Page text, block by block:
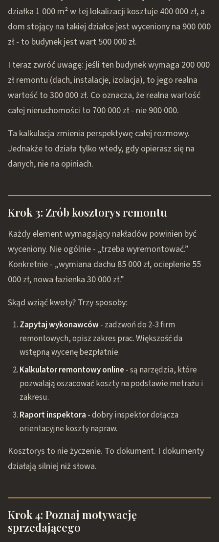
działka 1 000 m² w tej lokalizacji kosztuje 400 000 zł, a
dom stojący na takiej działce jest wyceniony na 900 000
zł - to budynek jest wart 500 000 zł.
I teraz zwróć uwagę: jeśli ten budynek wymaga 200 000
zł remontu (dach, instalacje, izolacja), to jego realna
wartość to 300 000 zł. Co oznacza, że realna wartość
całej nieruchomości to 700 000 zł - nie 900 000.
Ta kalkulacja zmienia perspektywę całej rozmowy.
Jednakże to działa tylko wtedy, gdy opierasz się na
danych, nie na opiniach.
Krok 3: Zrób kosztorys remontu
Każdy element wymagający nakładów powinien być
wyceniony. Nie ogólnie - „trzeba wyremontować.”
Konkretnie - „wymiana dachu 85 000 zł, ocieplenie 55
000 zł, nowa łazienka 30 000 zł.”
Skąd wziąć kwoty? Trzy sposoby:
Zapytaj wykonawców- zadzwoń do 2-3 firm
remontowych, opisz zakres prac. Większość da
wstępną wycenę bezpłatnie.
Kalkulator remontowy online - są narzędzia, które
pozwalają oszacować koszty na podstawie metrażu i
zakresu.
Raport inspektora - dobry inspektor dołącza
orientacyjne koszty napraw.
Kosztorys to nie życzenie. To dokument. I dokumenty
działają silniej niż słowa.
Krok 4: Poznaj motywację
sprzedającego